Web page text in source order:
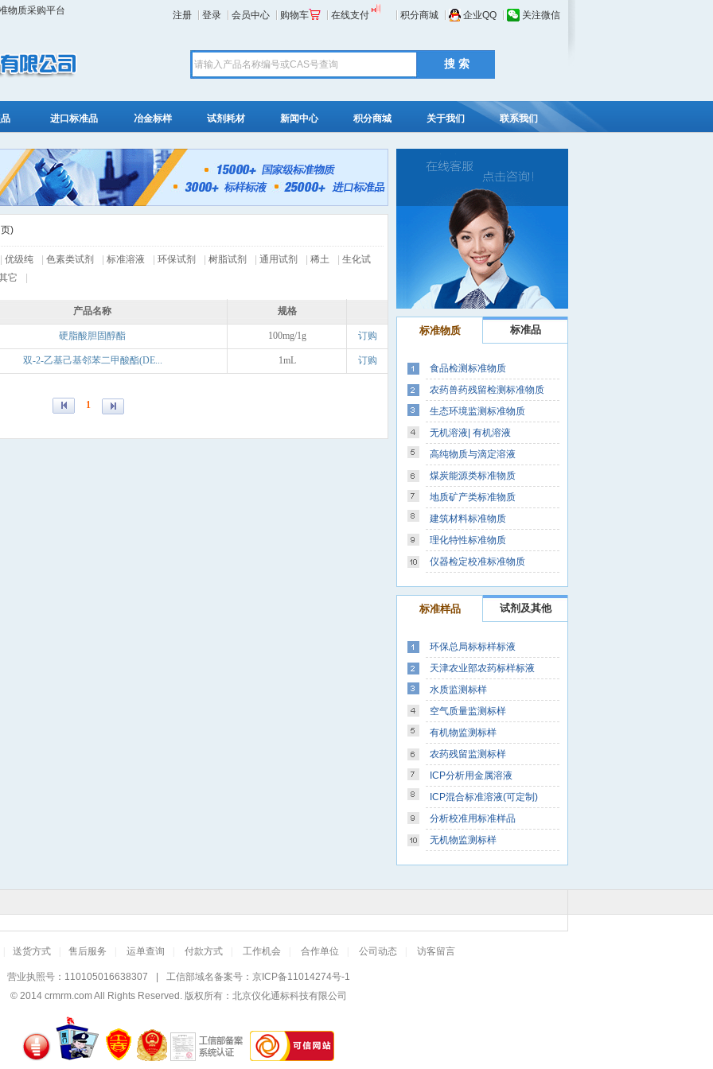
物质采购平台 注册 登录 会员中心 购物车 在线支付 积分商城 企业QQ 关注微信
进口标准品 冶金标样 试剂耗材 新闻中心 积分商城 关于我们 联系我们
)
优级纯 色素类试剂 标准溶液 环保试剂 树脂试剂 通用试剂 稀土
生化试
它
产品名称 规格
硬脂酸胆固醇酯 100mg/1g 订购
双-2-乙基己基邻苯二甲酸酯(DE... 1mL 订购
1
标准物质 标准品
食品检测标准物质
农药兽药残留检测标准物质
生态环境监测标准物质
无机溶液| 有机溶液
高纯物质与滴定溶液
煤炭能源类标准物质
地质矿产类标准物质
建筑材料标准物质
理化特性标准物质
仪器检定校准标准物质
标准样品 试剂及其他
环保总局标标样标液
天津农业部农药标样标液
水质监测标样
空气质量监测标样
有机物监测标样
农药残留监测标样
ICP分析用金属溶液
ICP混合标准溶液(可定制)
分析校准用标准样品
无机物监测标样
送货方式 售后服务 运单查询 付款方式 工作机会 合作单位 公司动态 访客留言
营业执照号：110105016638307 工信部域名备案号： 京ICP备11014274号-1
© 2014 crmrm.comAll Rights Reserved. 版权所有：北京仪化通标科技有限公司